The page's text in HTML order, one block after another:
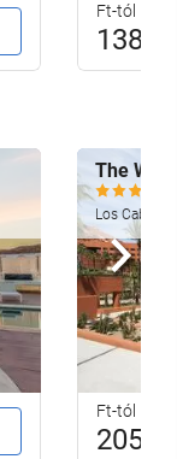
Ft-tól
138
The
Los Cabos,
Ft-tól
205